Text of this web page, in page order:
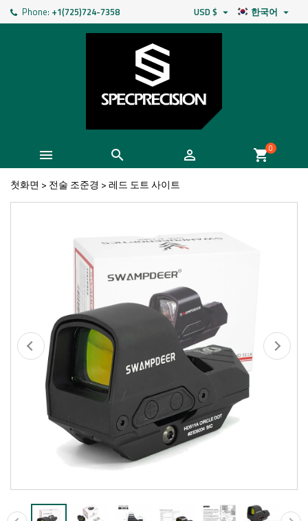
Phone: +1(725)724-7358 한국어 
USD $ 
   shopping_cart0
첫화면 > 전술 조준경 >레드 도트 사이트